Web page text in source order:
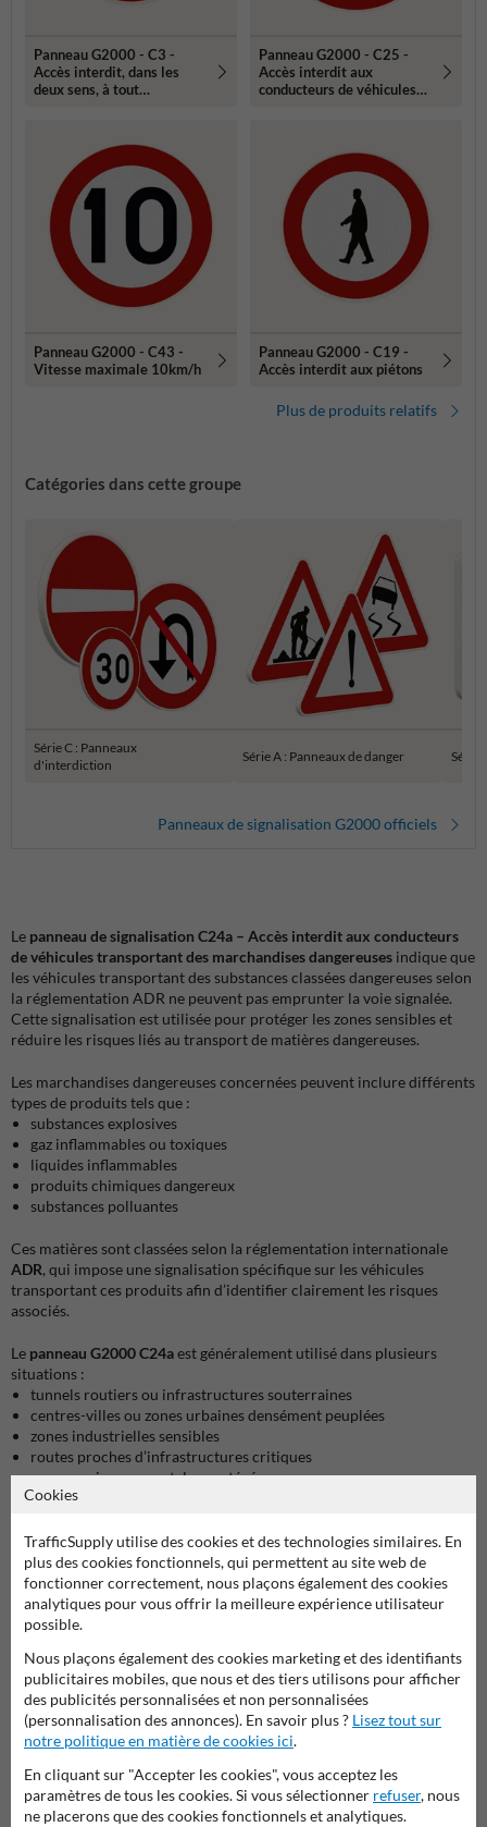
Panneau G2000 - C3 -
Accès interdit, dans les
deux sens, à tout
Panneau G2000 - C25 -
Accès interdit aux
conducteurs de véhicules
Panneau G2000 - C43 -
Vitesse maximale 10km/h
Panneau G2000 - C19 -
Accès interdit aux piétons
Plus de produits relatifs
Catégories dans cette groupe
Série C : Panneaux
d'interdiction
Série A : Panneaux de danger Série
Panneaux de signalisation G2000 officiels
Le panneau de signalisation C24a – Accès interdit aux conducteurs
de véhicules transportant des marchandises dangereuses indique que
les véhicules transportant des substances classées dangereuses selon
la réglementation ADR ne peuvent pas emprunter la voie signalée.
Cette signalisation est utilisée pour protéger les zones sensibles et
réduire les risques liés au transport de matières dangereuses.
Les marchandises dangereuses concernées peuvent inclure différents
types de produits tels que :
substances explosives
gaz inflammables ou toxiques
liquides inflammables
produits chimiques dangereux
substances polluantes
Ces matières sont classées selon la réglementation internationale
ADR, qui impose une signalisation spécifique sur les véhicules
transportant ces produits afin d’identifier clairement les risques
associés.
Le panneau G2000 C24aest généralement utilisé dans plusieurs
situations :
tunnels routiers ou infrastructures souterraines
centres-villes ou zones urbaines densément peuplées
zones industrielles sensibles
routes proches d’infrastructures critiques
zones environnementales protégées
C, D ou Epeut être ajouté sous le panneau afin d’indiquer que
l’interdiction concerne les véhicules transportant des marchandises
dangereuses interdites dans certains types de tunnels.
Grâce à cette signalisation claire et normalisée, les conducteurs de
immédiatement qu’ils doivent emprunter un itinéraire alternatif, ce
qui contribue à améliorer la sécurité routière et la protection de
l’environnement.
Installation et matériel de montage G2000
Pour garantir une installation durable dupanneau G2000 C24a
recommandé d’utiliser des accessoires de fixation compatibles avec
les panneaux de signalisationG2000.
Cookies
TrafficSupply utilise des cookies et des technologies similaires. En
plus des cookies fonctionnels, qui permettent au site web de
fonctionner correctement, nous plaçons également des cookies
analytiques pour vous offrir la meilleure expérience utilisateur
possible.
Nous plaçons également des cookies marketing et des identifiants
publicitaires mobiles, que nous et des tiers utilisons pour afficher
des publicités personnalisées et non personnalisées
(personnalisation des annonces). En savoir plus ? Lisez tout sur
notre politique en matière de cookies ici.
En cliquant sur "Accepter les cookies", vous acceptez les
paramètres de tous les cookies. Si vous sélectionner refuser, nous
ne placerons que des cookies fonctionnels et analytiques.